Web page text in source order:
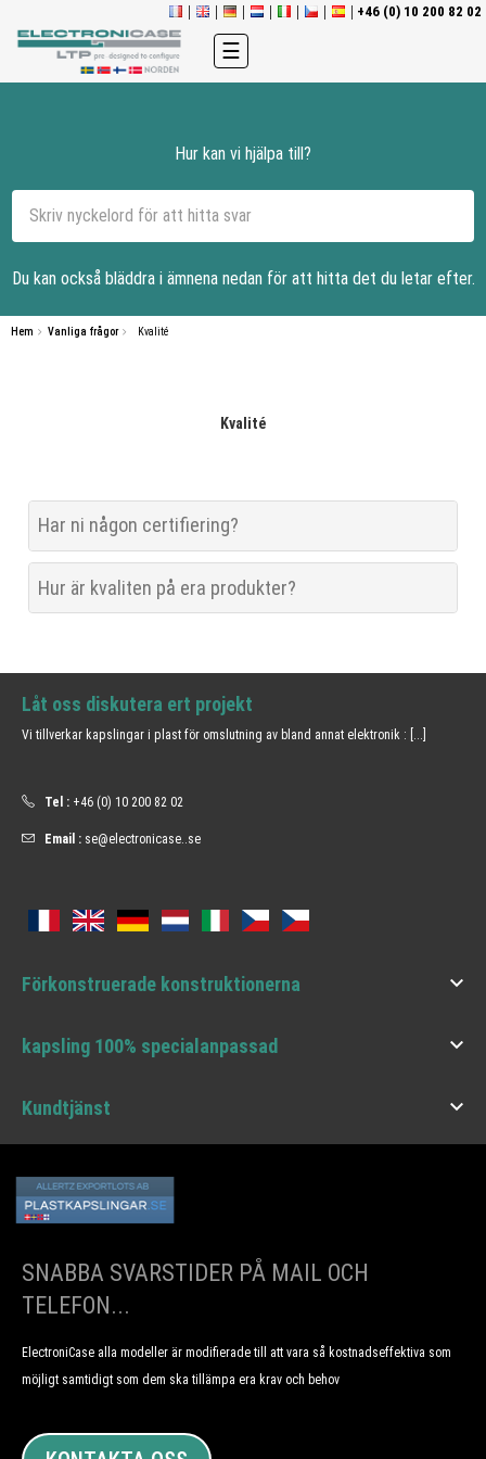
+46 (0) 10 200 82 02
Toggle
navigation
☰
Hur kan vi hjälpa till?
Du kan också bläddra i ämnena nedan för att hitta det du letar efter.
Hem Vanliga frågor Kvalité
Kvalité
Har ni någon certifiering?
Hur är kvaliten på era produkter?
Låt oss diskutera ert projekt
Vi tillverkar kapslingar i plast för omslutning av bland annat elektronik : [...]
Tel : +46 (0) 10 200 82 02
Email : se@electronicase..se
Förkonstruerade konstruktionerna 
kapsling 100% specialanpassad 
Kundtjänst 
SNABBA SVARSTIDER PÅ MAIL OCH
TELEFON...
ElectroniCase alla modeller är modifierade till att vara så kostnadseffektiva som
möjligt samtidigt som dem ska tillämpa era krav och behov